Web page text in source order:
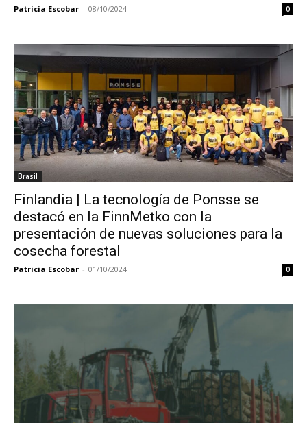
Patricia Escobar - 08/10/2024 0
Brasil
Finlandia | La tecnología de Ponsse se
destacó en la FinnMetko con la
presentación de nuevas soluciones para la
cosecha forestal
Patricia Escobar - 01/10/2024 0